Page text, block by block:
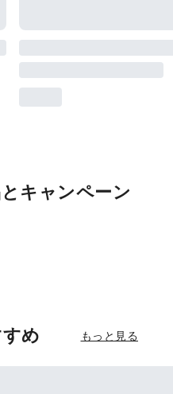
キャンペーン
め もっと見る